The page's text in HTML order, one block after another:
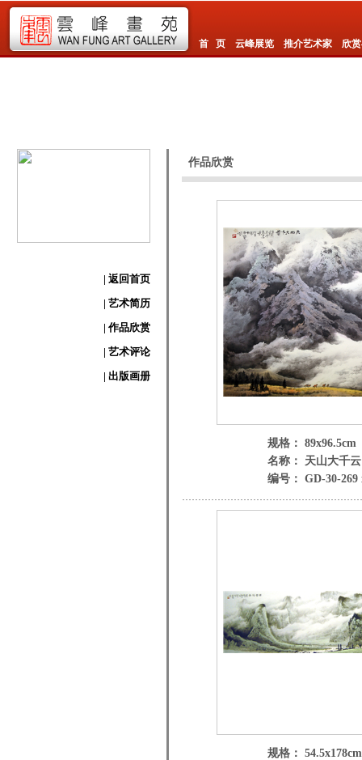
首 页 云峰展览 推介艺术家 欣
| 返回首页
| 艺术简历
| 作品欣赏
| 艺术评论
| 出版画册
作品欣赏
规格： 89x96.5cm
名称： 天山大千云
编号： GD-30-269
规格： 54.5x178cm